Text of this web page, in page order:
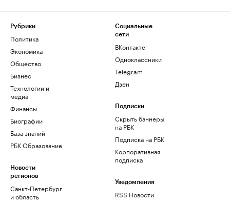
Рубрики
Политика
Экономика
Общество
Бизнес
Технологии и
медиа
Финансы
Биографии
База знаний
РБК Образование
Новости
регионов
Санкт-Петербург
и область
Социальные
сети
ВКонтакте
Одноклассники
Telegram
Дзен
Подписки
Скрыть баннеры
на РБК
Подписка на РБК
Корпоративная
подписка
Уведомления
RSS Новости